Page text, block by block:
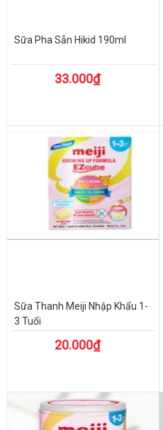
Sữa Pha Sẵn Hikid 190ml
33.000₫
Sữa Thanh Meiji Nhập Khẩu 1-
3 Tuổi
20.000₫